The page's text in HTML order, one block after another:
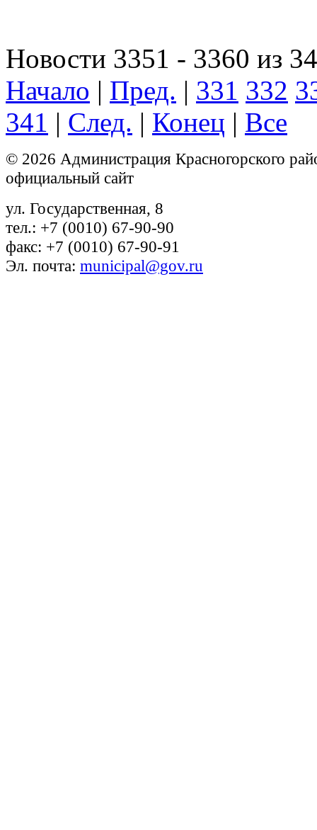
Новости 3351 - 3360 из
Начало | Пред. | 331 332
341 | След. | Конец | Все
© 2026 Администрация Красногорского
официальный сайт
ул. Государственная, 8
тел.: +7 (0010) 67-90-90
факс: +7 (0010) 67-90-91
Эл. почта: municipal@gov.ru